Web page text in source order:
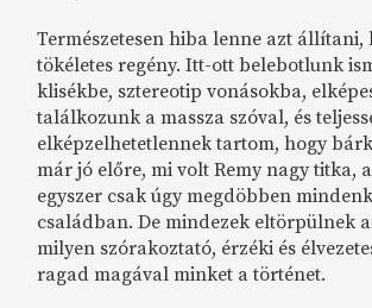
Természetesen hiba lenne azt állítani,
tökéletes regény. Itt-ott belebotlunk
klisékbe, sztereotip vonásokba,
találkozunk a massza szóval, és
elképzelhetetlennek tartom, hogy
már jó előre, mi volt Remy nagy titka,
egyszer csak úgy megdöbben
családban. De mindezek eltörpülnek
milyen szórakoztató, érzéki és
ragad magával minket a történet.